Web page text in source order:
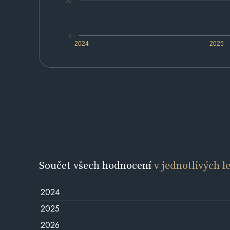
2024 2025
0
Součet všech hodnocenív jednotlivých
2024
2025
2026